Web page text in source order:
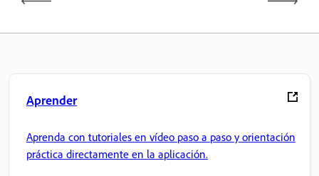
Aprender
Aprenda con tutoriales en vídeo paso a paso y orientación
práctica directamente en la aplicación.